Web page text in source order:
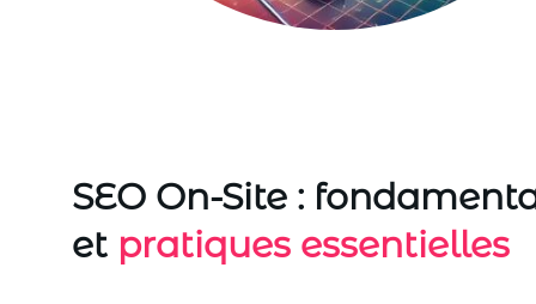
SEO On-Site :
et pratiques essentielles